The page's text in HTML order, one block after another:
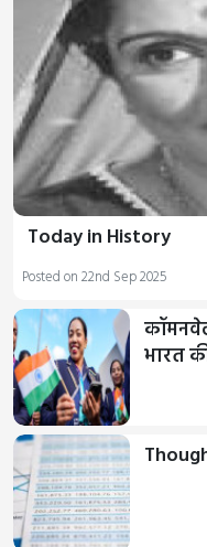
Today in History
Posted on 22nd Sep 2025
भारत